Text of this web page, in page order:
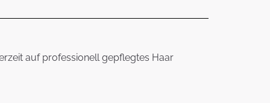
auf professionell gepflegtes Haar